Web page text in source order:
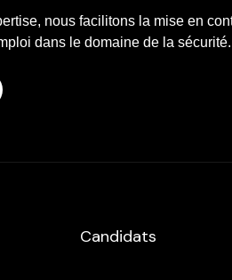
nous facilitons la mise en
dans le domaine de la sécurité.
Candidats